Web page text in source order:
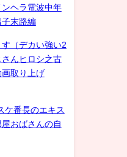
ヘラ電波中年
末路編
（デカい強い2
んヒロシ之古
取り上げ
ケ番長のエキス
おばさんの自